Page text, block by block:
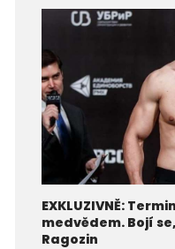
EXKLUZIVNĚ:
medvědem. Bojí
Ragozin